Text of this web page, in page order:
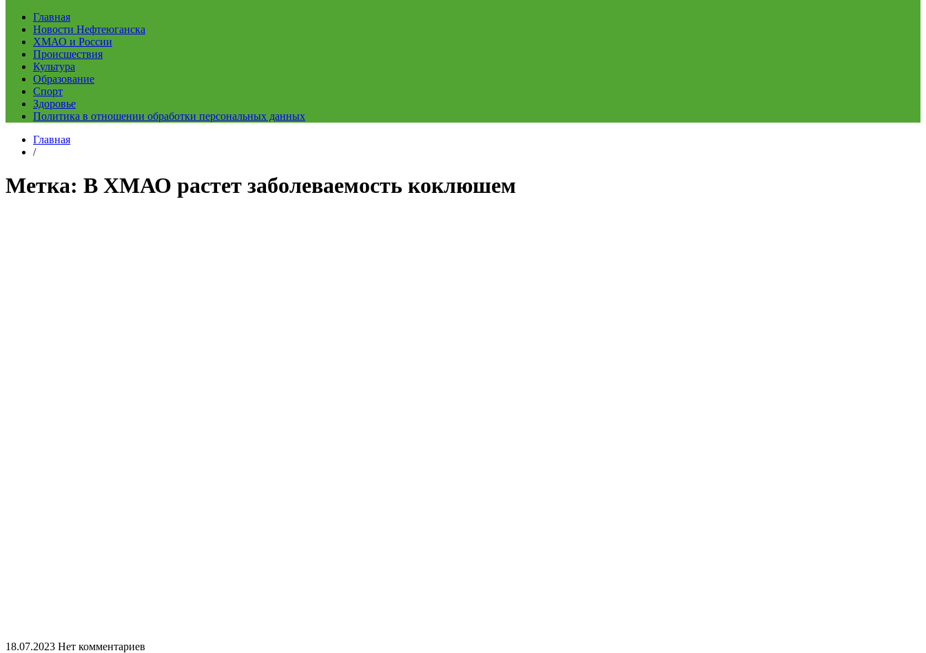
Главная
Новости Нефтеюганска
ХМАО и России
Происшествия
Культура
Образование
Спорт
Здоровье
Политика в отношении обработки персональных данных
Главная
/
Метка: ​В ХМАО растет заболеваемость коклюшем
18.07.2023 Нет комментариев